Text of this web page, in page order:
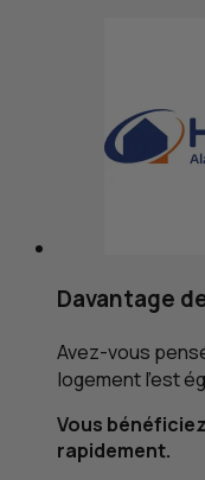
Davantage
Avez-vous
logement l’est
Vous
rapidement.